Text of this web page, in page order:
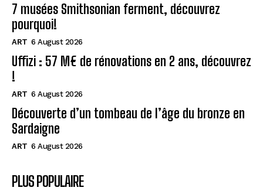
7 musées Smithsonian ferment, découvrez
pourquoi!
ART 6 August 2026
Uffizi : 57 M€ de rénovations en 2 ans, découvrez
!
ART 6 August 2026
Découverte d’un tombeau de l’âge du bronze en
Sardaigne
ART 6 August 2026
PLUS POPULAIRE